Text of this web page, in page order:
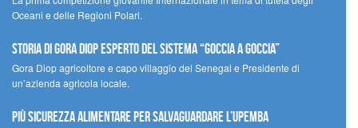
Oceani e delle Regioni Polari.
STORIA DI GORA DIOP ESPERTO DEL SISTEMA “GOCCIA A GOCCIA”
Gora Diop agricoltore e capo villaggio del Senegal e Presidente di
un’azienda agricola locale.
Più sicurezza alimentare per salvaguardare l’Upemba